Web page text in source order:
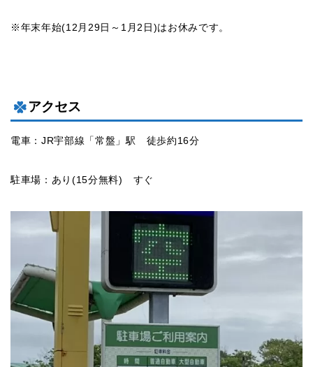
※年末年始(12月29日～1月2日)はお休みです。
アクセス
電車：JR宇部線「常盤」駅 徒歩約16分
駐車場：あり(15分無料) すぐ